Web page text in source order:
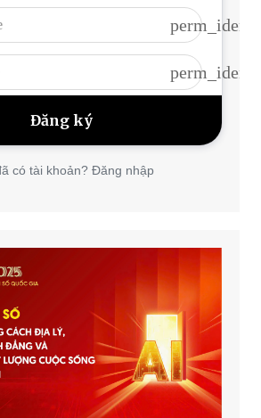
có tài khoản? Đăng nhập